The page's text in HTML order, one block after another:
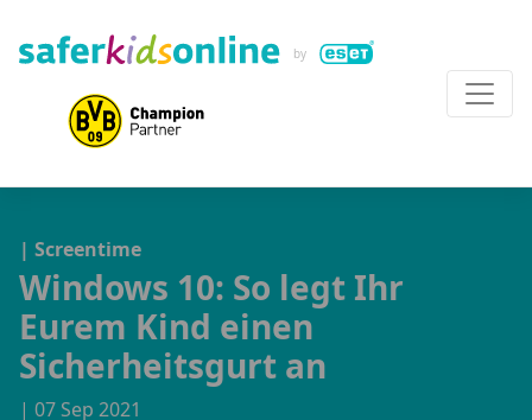
| Screentime
Windows 10: So legt Ihr
Eurem Kind einen
Sicherheitsgurt an
| 07 Sep 2021